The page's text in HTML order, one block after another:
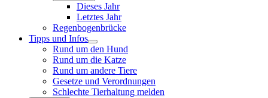
Dieses Jahr
Letztes Jahr
Regenbogenbrücke
Tipps und Infos
Rund um den Hund
Rund um die Katze
Rund um andere Tiere
Gesetze und Verordnungen
Schlechte Tierhaltung melden